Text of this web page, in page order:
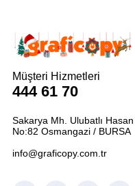
Müşteri Hizmetleri
444 61 70
Sakarya Mh. Ulubatlı Hasan
No:82 Osmangazi / BURSA
info@graficopy.com.tr